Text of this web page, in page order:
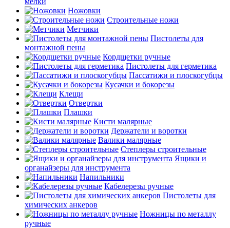
Ножовки
Строительные ножи
Метчики
Пистолеты для
монтажной пены
Кордщетки ручные
Пистолеты для герметика
Пассатижи и плоскогубцы
Кусачки и бокорезы
Клещи
Отвертки
Плашки
Кисти малярные
Держатели и воротки
Валики малярные
Степлеры строительные
Ящики и
органайзеры для инструмента
Напильники
Кабелерезы ручные
Пистолеты для
химических анкеров
Ножницы по металлу
ручные